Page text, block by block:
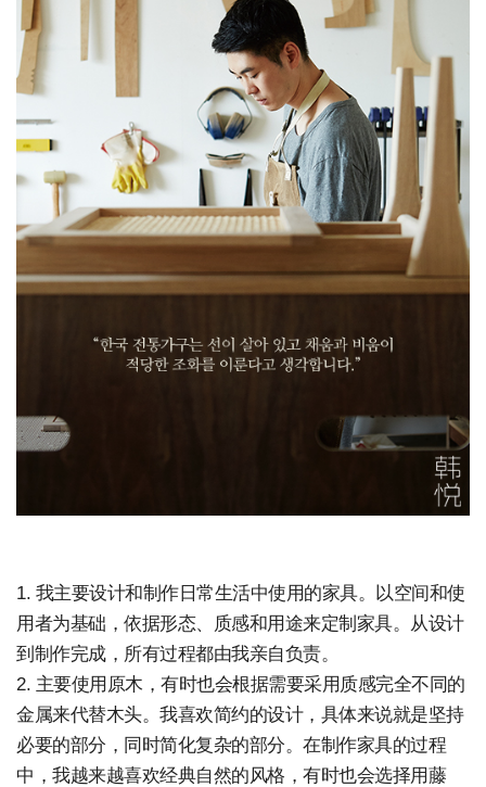
1. 我主要设计和制作日常生活中使用的家具。以空间和使
用者为基础，依据形态、质感和用途来定制家具。从设计
到制作完成，所有过程都由我亲自负责。
2. 主要使用原木，有时也会根据需要采用质感完全不同的
金属来代替木头。我喜欢简约的设计，具体来说就是坚持
必要的部分，同时简化复杂的部分。在制作家具的过程
中，我越来越喜欢经典自然的风格，有时也会选择用藤